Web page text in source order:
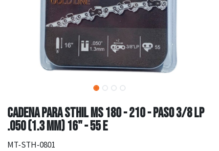
CADENA PARA STHIL MS 180 - 210 - PASO 3/8 LP
.050 (1.3 MM) 16" - 55 E
MT-STH-0801